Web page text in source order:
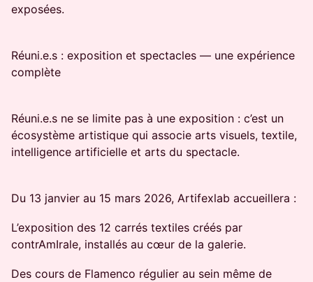
exposées.
Réuni.e.s : exposition et spectacles — une expérience
complète
Réuni.e.s ne se limite pas à une exposition : c’est un
écosystème artistique qui associe arts visuels, textile,
intelligence artificielle et arts du spectacle.
Du 13 janvier au 15 mars 2026, Artifexlab accueillera :
L’exposition des 12 carrés textiles créés par
contrAmIrale, installés au cœur de la galerie.
Des cours de Flamenco régulier au sein même de